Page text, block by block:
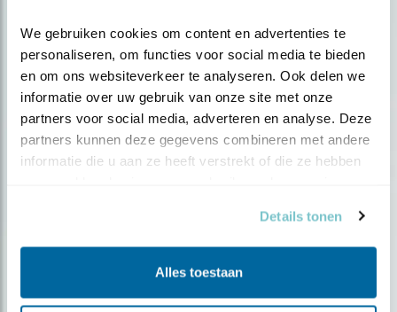
We gebruiken cookies om content en advertenties te
personaliseren, om functies voor social media te bieden
en om ons websiteverkeer te analyseren. Ook delen we
informatie over uw gebruik van onze site met onze
partners voor social media, adverteren en analyse. Deze
partners kunnen deze gegevens combineren met andere
informatie die u aan ze heeft verstrekt of die ze hebben
Details tonen
Alles toestaan